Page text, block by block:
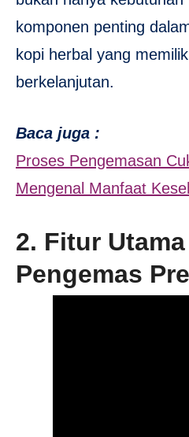
komponen penting
kopi herbal yang
berkelanjutan.
Baca juga :
Proses Pengemasan
Mengenal Manfaat
2. Fitur
Pengemas